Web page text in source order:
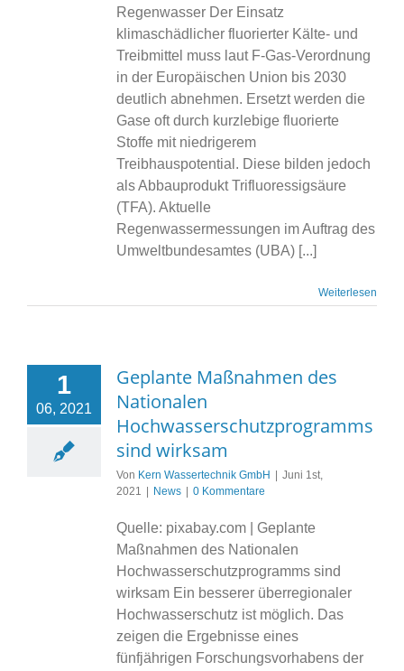
Regenwasser Der Einsatz
klimaschädlicher fluorierter Kälte- und
Treibmittel muss laut F-Gas-Verordnung
in der Europäischen Union bis 2030
deutlich abnehmen. Ersetzt werden die
Gase oft durch kurzlebige fluorierte
Stoffe mit niedrigerem
Treibhauspotential. Diese bilden jedoch
als Abbauprodukt Trifluoressigsäure
(TFA). Aktuelle
Regenwassermessungen im Auftrag des
Umweltbundesamtes (UBA) [...]
Weiterlesen
1
06, 2021
Geplante Maßnahmen des
Nationalen
Hochwasserschutzprogramms
sind wirksam
Von Kern Wassertechnik GmbH
Juni 1st,
2021
News 0 Kommentare
Quelle: pixabay.com | Geplante
Maßnahmen des Nationalen
Hochwasserschutzprogramms sind
wirksam Ein besserer überregionaler
Hochwasserschutz ist möglich. Das
zeigen die Ergebnisse eines
fünfjährigen Forschungsvorhabens der